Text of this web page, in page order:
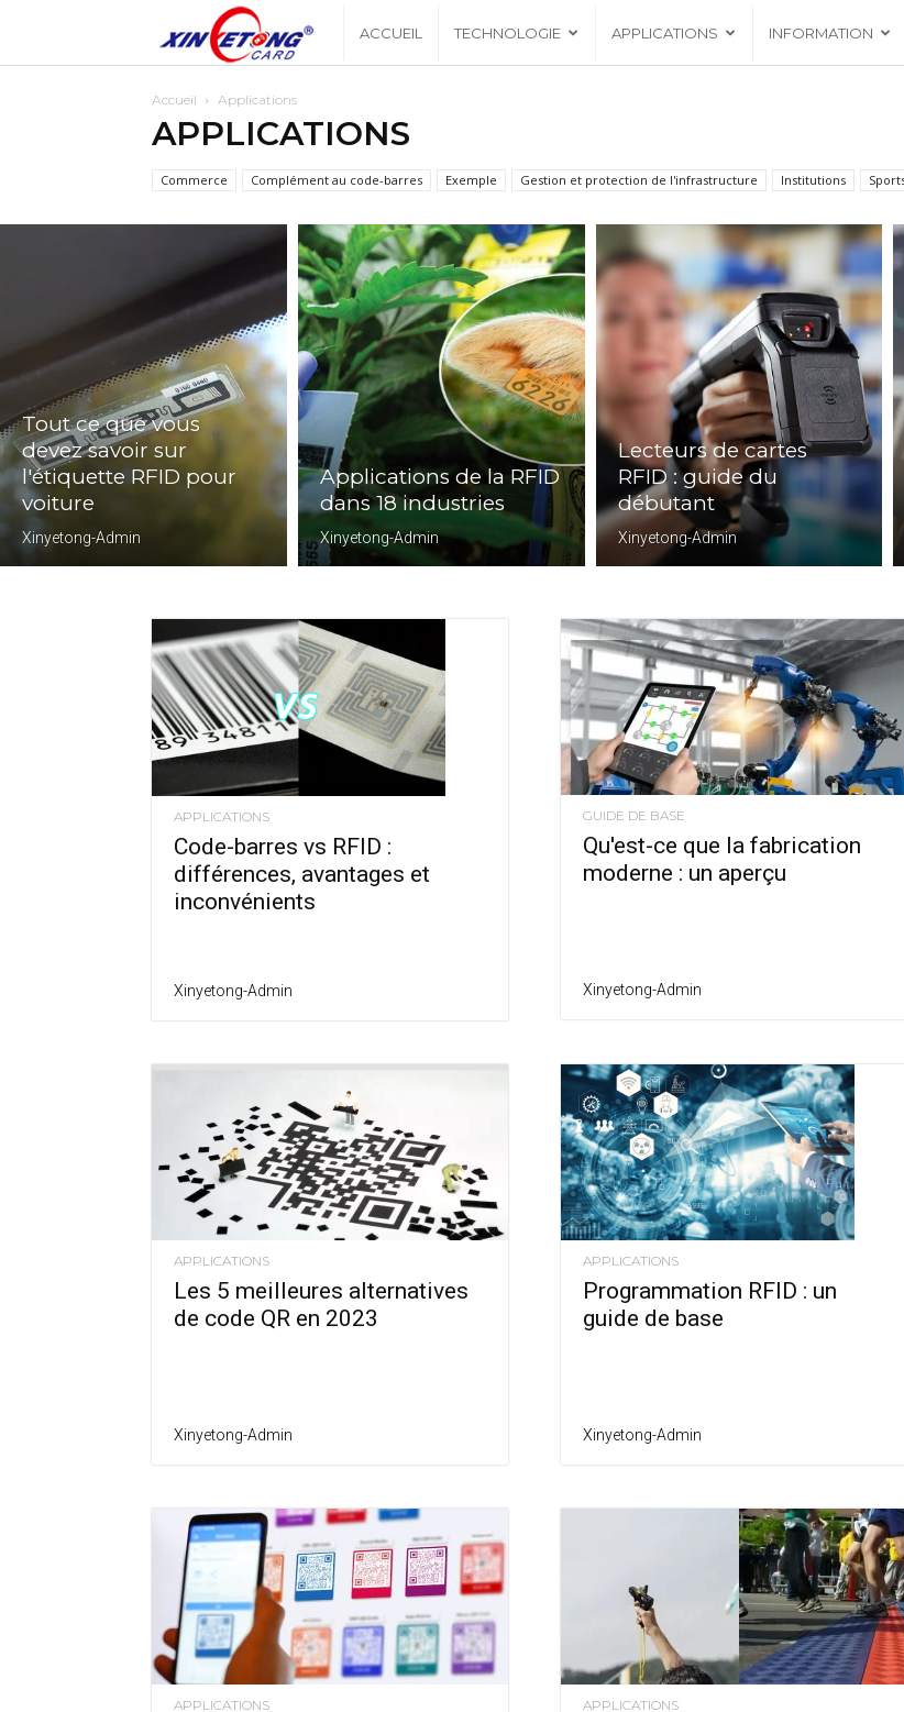
Xingyetonblog
ACCUEIL TECHNOLOGIE APPLICATIONS INFORMATION
Accueil Applications
APPLICATIONS
Commerce Complément au code-barres Exemple Gestion et protection de l'infrastructure Institutions
Tout ce que vous
devez savoir sur
l'étiquette RFID pour
voiture
Xinyetong-Admin
Applications de la RFID
dans 18 industries
Xinyetong-Admin
Lecteurs de cartes
RFID : guide du
débutant
Xinyetong-Admin
APPLICATIONS
Code-barres vs RFID :
différences, avantages et
inconvénients
Xinyetong-Admin
GUIDE DE BASE
Qu'est-ce que la fabrication
moderne : un aperçu
Xinyetong-Admin
APPLICATIONS
Les 5 meilleures alternatives
de code QR en 2023
Xinyetong-Admin
APPLICATIONS
Programmation RFID : un
guide de base
Xinyetong-Admin
APPLICATIONS APPLICATIONS